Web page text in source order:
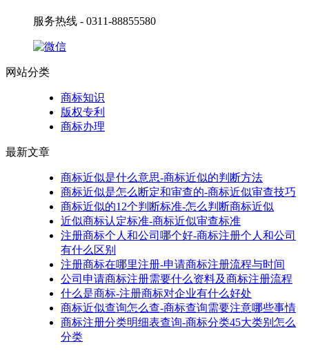
服务热线 - 0311-88855580
网站分类
商标知识
版权专利
商标办理
最新文章
商标近似是什么意思-商标近似的判断方法
商标近似是怎么断定和审查的-商标近似审查技巧
商标近似的12个判断标准-怎么判断商标近似
近似商标认定标准-商标近似审查标准
注册商标个人和公司哪个好-商标注册个人和公司
有什么区别
注册商标在哪里注册-申请商标注册流程与时间
公司申请商标注册需要什么资料及商标注册流程
什么是商标-注册商标对企业有什么好处
商标近似查询怎么查-商标查询需要注意哪些事情
商标注册分类明细表查询-商标分类45大类别怎么
分类